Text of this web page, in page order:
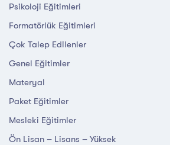
Psikoloji Eğitimleri
Formatörlük Eğitimleri
Çok Talep Edilenler
Genel Eğitimler
Materyal
Paket Eğitimler
Mesleki Eğitimler
Ön Lisan – Lisans – Yüksek